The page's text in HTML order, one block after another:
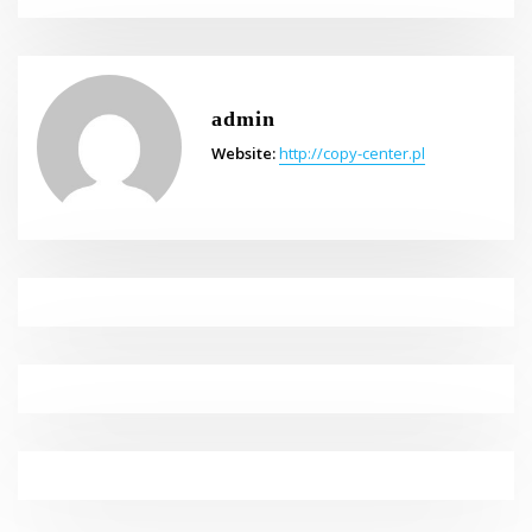
admin
Website:http://copy-center.pl